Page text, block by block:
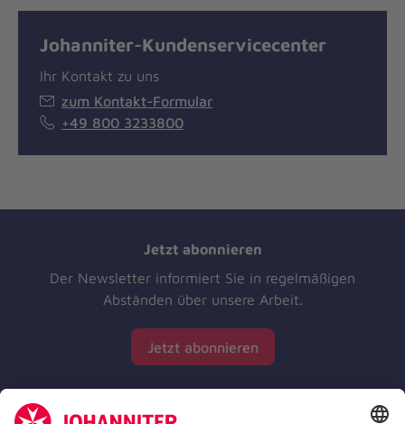
Johanniter-Kundenservicecenter
Ihr Kontakt zu uns
zum Kontakt-Formular
+49 800 3233800
Jetzt abonnieren
Der Newsletter informiert Sie in regelmäßigen
Abständen über unsere Arbeit.
Jetzt abonnieren